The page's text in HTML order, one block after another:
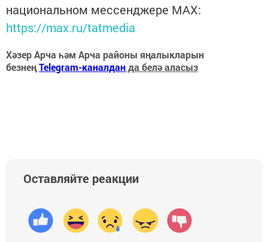
национальном мессенджере MАХ:
https://max.ru/tatmedia
Хәзер Арча һәм Арча районы яңалыкларын
безнеңTelegram-каналданда белә аласыз
Оставляйте реакции